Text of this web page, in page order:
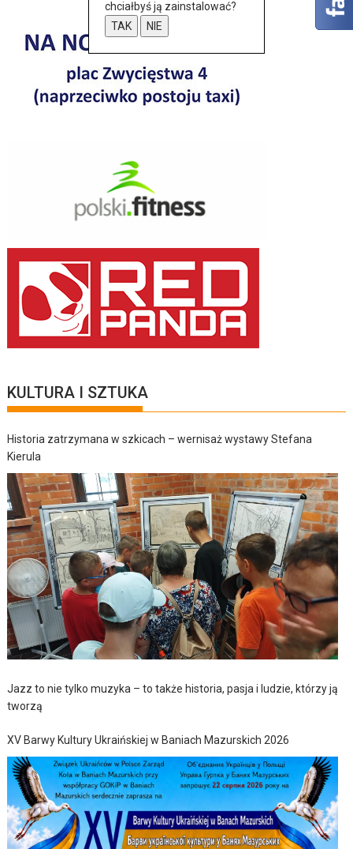
KULTURA I SZTUKA
Historia zatrzymana w szkicach – wernisaż wystawy Stefana
Kierula
Jazz to nie tylko muzyka – to także historia, pasja i ludzie, którzy ją
tworzą
XV Barwy Kultury Ukraińskiej w Baniach Mazurskich 2026
chciałbyś ją zainstalować?
TAK
NIE